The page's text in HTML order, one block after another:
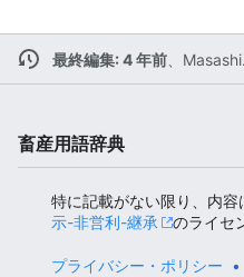
最終編集: 4 年前、
畜産用語辞典
特に記載がない限り、内容
示-非営利-継承
のライセ
プライバシー・ポリシー